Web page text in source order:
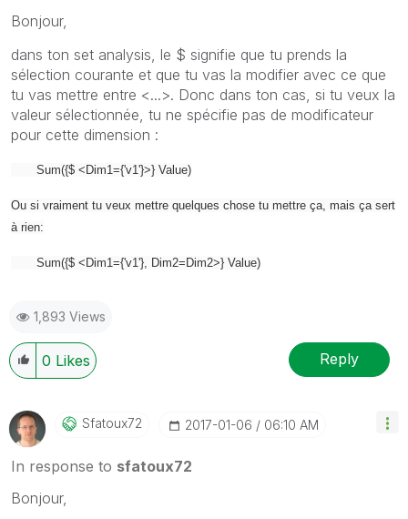
Bonjour,
dans ton set analysis, le $ signifie que tu prends la
sélection courante et que tu vas la modifier avec ce que
tu vas mettre entre <...>. Donc dans ton cas, si tu veux la
valeur sélectionnée, tu ne spécifie pas de modificateur
pour cette dimension :
Sum({$ <Dim1={'v1'}>} Value)
Ou si vraiment tu veux mettre quelques chose tu mettre ça, mais ça sert
à rien:
Sum({$ <Dim1={'v1'}, Dim2=Dim2>} Value)
1,893 Views
0 Likes Reply
Sfatoux72 ‎2017-01-06 06:10 AM
In response to sfatoux72
Bonjour,